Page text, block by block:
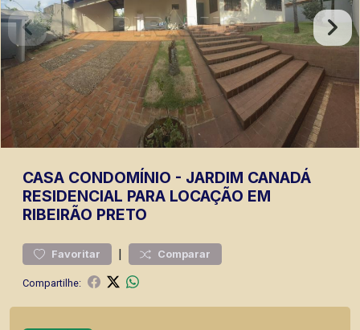
CASA CONDOMÍNIO - JARDIM CANADÁ
RESIDENCIAL PARA LOCAÇÃO EM
RIBEIRÃO PRETO
Favoritar | Comparar
Compartilhe: